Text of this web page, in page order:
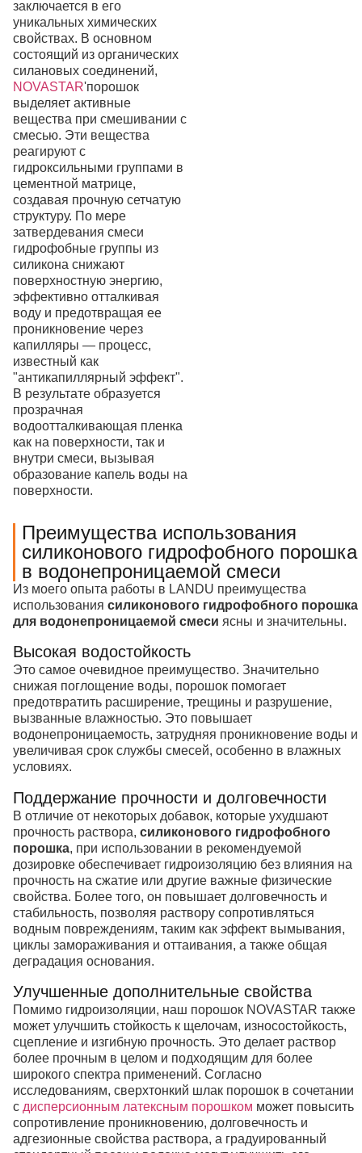
заключается в его
уникальных химических
свойствах. В основном
состоящий из органических
силановых соединений,
NOVASTAR'порошок
выделяет активные
вещества при смешивании с
смесью. Эти вещества
реагируют с
гидроксильными группами в
цементной матрице,
создавая прочную сетчатую
структуру. По мере
затвердевания смеси
гидрофобные группы из
силикона снижают
поверхностную энергию,
эффективно отталкивая
воду и предотвращая ее
проникновение через
капилляры — процесс,
известный как
"антикапиллярный эффект".
В результате образуется
прозрачная
водоотталкивающая пленка
как на поверхности, так и
внутри смеси, вызывая
образование капель воды на
поверхности.
Преимущества использования
силиконового гидрофобного порошка
в водонепроницаемой смеси
Из моего опыта работы в LANDU преимущества
использования силиконового гидрофобного порошка
для водонепроницаемой смеси ясны и значительны.
Высокая водостойкость
Это самое очевидное преимущество. Значительно
снижая поглощение воды, порошок помогает
предотвратить расширение, трещины и разрушение,
вызванные влажностью. Это повышает
водонепроницаемость, затрудняя проникновение воды и
увеличивая срок службы смесей, особенно в влажных
условиях.
Поддержание прочности и долговечности
В отличие от некоторых добавок, которые ухудшают
прочность раствора, силиконового гидрофобного
порошка, при использовании в рекомендуемой
дозировке обеспечивает гидроизоляцию без влияния на
прочность на сжатие или другие важные физические
свойства. Более того, он повышает долговечность и
стабильность, позволяя раствору сопротивляться
водным повреждениям, таким как эффект вымывания,
циклы замораживания и оттаивания, а также общая
деградация основания.
Улучшенные дополнительные свойства
Помимо гидроизоляции, наш порошок NOVASTAR также
может улучшить стойкость к щелочам, износостойкость,
сцепление и изгибную прочность. Это делает раствор
более прочным в целом и подходящим для более
широкого спектра применений. Согласно
исследованиям, сверхтонкий шлак порошок в сочетании
с дисперсионным латексным порошком может повысить
сопротивление проникновению, долговечность и
адгезионные свойства раствора, а градуированный